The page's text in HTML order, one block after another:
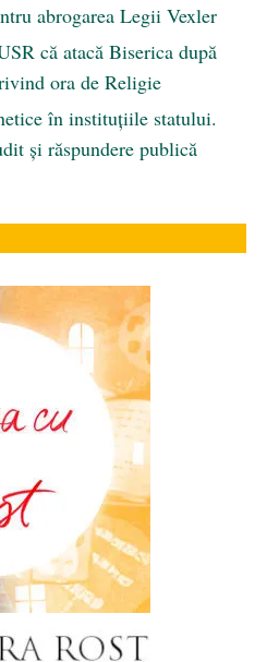
abrogarea Legii Vexler
că atacă Biserica după
ora de Religie
în instituțiile statului.
și răspundere publică